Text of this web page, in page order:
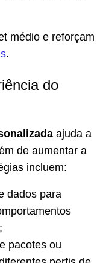
médio e reforçam
.
do
ajuda a
de aumentar a
incluem:
dados para
pacotes ou